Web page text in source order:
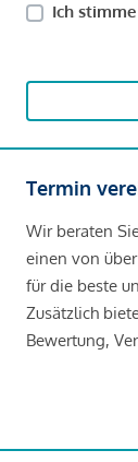
Ich
Termin
Wir beraten
einen von
für die beste
Zusätzlich
Bewertung,